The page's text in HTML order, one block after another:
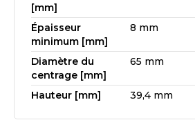
[mm]
Épaisseur
minimum [mm]
8 mm
Diamètre du
centrage [mm]
65 mm
Hauteur [mm] 39,4 mm